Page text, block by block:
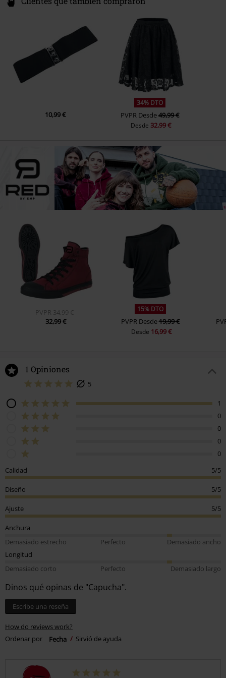
10,99 €
34% DTO
PVPR Desde49,99 €
Desde32,99 €
PVPR 34,99 €
32,99 €
15% DTO
PVPR Desde19,99 €
Desde 16,99 €
1 Opiniones
5
1
0
0
0
0
Calidad
5/5
Diseño 5/5
Ajuste 5/5
Anchura
Demasiado estrecho
Perfecto
Demasiado ancho
Longitud
Demasiado corto
Perfecto Demasiado largo
Dinos qué opinas de "Capucha".
Escribe una reseña
How do reviews work?
Ordenar por
Fecha Sirvió de ayuda